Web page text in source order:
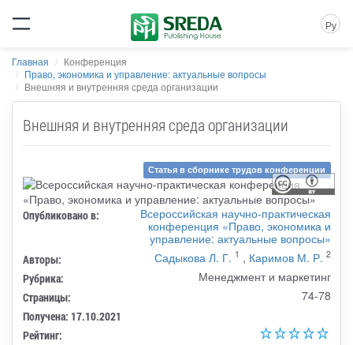
Ру
Главная
Конференция
Право, экономика и управление: актуальные вопросы
Внешняя и внутренняя среда организации
Внешняя и внутренняя среда организации
Статья в сборнике трудов конференции
Опубликовано в:
Всероссийская научно-практическая
конференция «Право, экономика и
управление: актуальные вопросы»
Авторы: Садыкова Л. Г. 1 , Каримов М. Р. 2
Рубрика: Менеджмент и маркетинг
Страницы: 74-78
Получена: 17.10.2021
Рейтинг: